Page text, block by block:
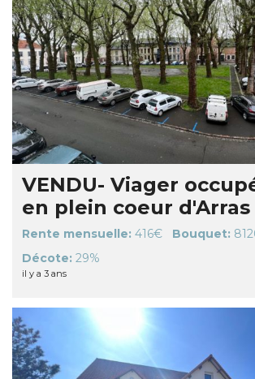
VENDU- Viager
en plein coeur d'Arras
Rente mensuelle: 416€ Bouquet:
Décote: 29%
il y a 3 ans